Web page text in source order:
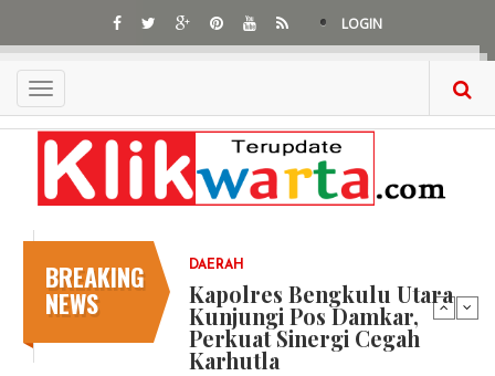
main
content
LOGIN
Toggle
navigation
BREAKING
NEWS
DAERAH
Kapolres Bengkulu Utara
Kunjungi Pos Damkar,
Perkuat Sinergi Cegah
Karhutla